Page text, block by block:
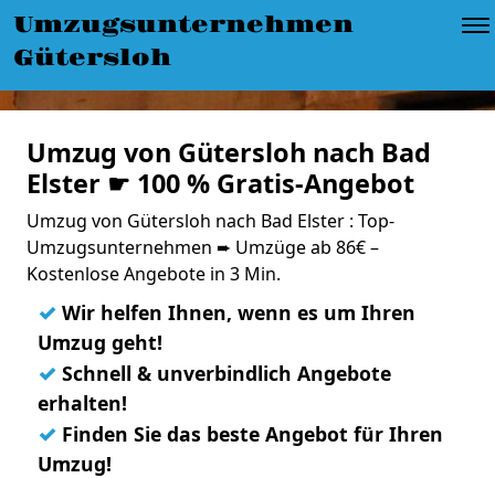
Umzugsunternehmen
Gütersloh
Umzug von Gütersloh nach Bad
Elster ☛ 100 % Gratis-Angebot
Umzug von Gütersloh nach Bad Elster : Top-
Umzugsunternehmen ➨ Umzüge ab 86€ –
Kostenlose Angebote in 3 Min.
✓ Wir helfen Ihnen, wenn es um Ihren
Umzug geht!
✓ Schnell & unverbindlich Angebote
erhalten!
✓ Finden Sie das beste Angebot für Ihren
Umzug!